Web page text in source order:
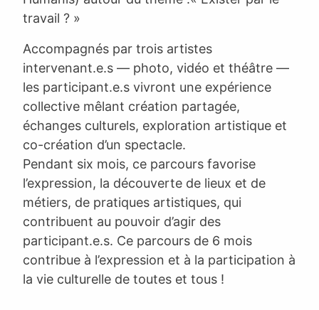
travail ? »
Accompagnés par trois artistes
intervenant.e.s — photo, vidéo et théâtre —
les participant.e.s vivront une expérience
collective mêlant création partagée,
échanges culturels, exploration artistique et
co-création d’un spectacle.
Pendant six mois, ce parcours favorise
l’expression, la découverte de lieux et de
métiers, de pratiques artistiques, qui
contribuent au pouvoir d’agir des
participant.e.s. Ce parcours de 6 mois
contribue à l’expression et à la participation à
la vie culturelle de toutes et tous !